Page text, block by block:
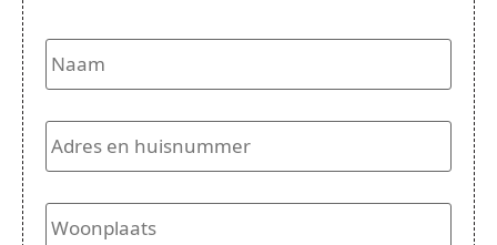
Naam *
Adres
en
huisnummer *
Woonplaats *